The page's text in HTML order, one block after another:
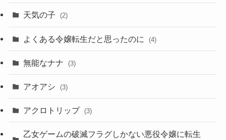
天気の子 (2)
よくある令嬢転生だと思ったのに (4)
無能なナナ (3)
アオアシ (3)
アクロトリップ (3)
乙女ゲームの破滅フラグしかない悪役令嬢に転生